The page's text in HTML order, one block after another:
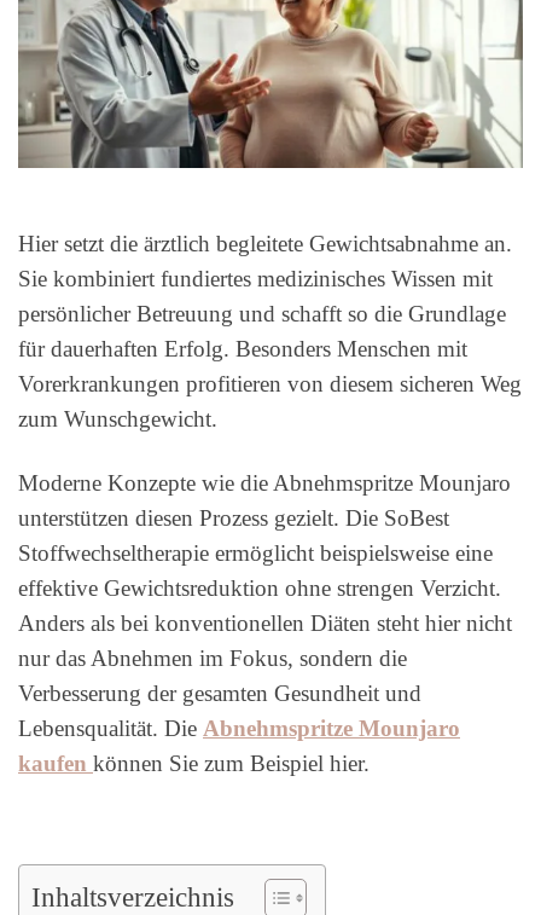
Hier setzt die ärztlich begleitete Gewichtsabnahme an.
Sie kombiniert fundiertes medizinisches Wissen mit
persönlicher Betreuung und schafft so die Grundlage
für dauerhaften Erfolg. Besonders Menschen mit
Vorerkrankungen profitieren von diesem sicheren Weg
zum Wunschgewicht.
Moderne Konzepte wie die Abnehmspritze Mounjaro
unterstützen diesen Prozess gezielt. Die SoBest
Stoffwechseltherapie ermöglicht beispielsweise eine
effektive Gewichtsreduktion ohne strengen Verzicht.
Anders als bei konventionellen Diäten steht hier nicht
nur das Abnehmen im Fokus, sondern die
Verbesserung der gesamten Gesundheit und
Lebensqualität. Die Abnehmspritze Mounjaro
kaufen können Sie zum Beispiel hier.
Inhaltsverzeichnis